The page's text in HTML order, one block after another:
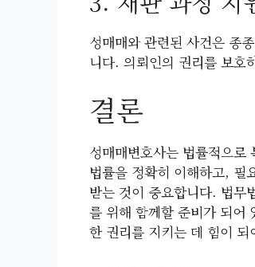
성매매와 관련된 사건은 종
니다. 의뢰인의 권리를 보호
결론
성매매변호사는 법률적으로
법률을 정확히 이해하고, 필
받는 것이 중요합니다. 법무
를 위해 함께할 준비가 되어
한 권리를 지키는 데 힘이 되